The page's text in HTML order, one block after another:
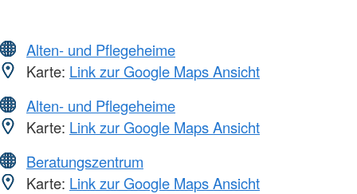
Alten- und Pflegeheime
Karte: Link zur Google Maps Ansicht
Alten- und Pflegeheime
Karte: Link zur Google Maps Ansicht
Beratungszentrum
Karte: Link zur Google Maps Ansicht